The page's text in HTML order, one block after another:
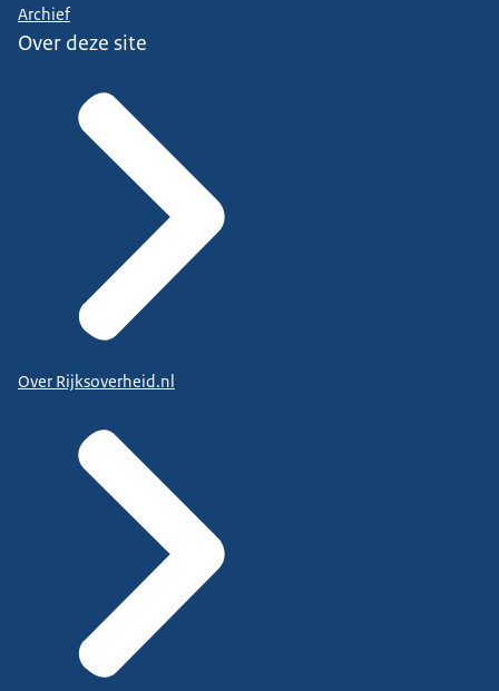
Archief
Over deze site
Over Rijksoverheid.nl